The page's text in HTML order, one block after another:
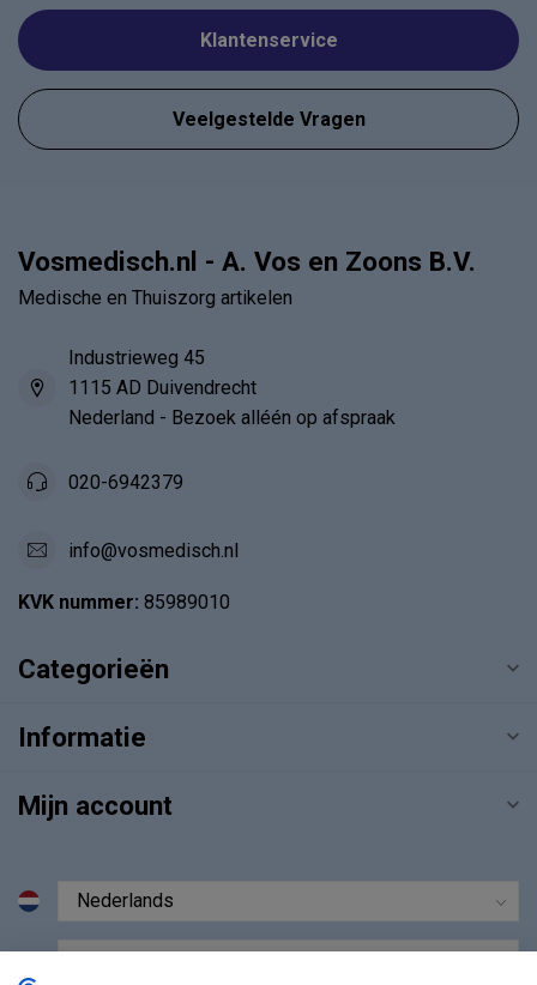
Klantenservice
Veelgestelde Vragen
Vosmedisch.nl - A. Vos en Zoons B.V.
Medische en Thuiszorg artikelen
Industrieweg 45
1115 AD Duivendrecht
Nederland - Bezoek alléén op afspraak
020-6942379
info@vosmedisch.nl
KVK nummer: 85989010
Categorieën
Informatie
Mijn account